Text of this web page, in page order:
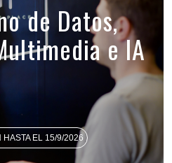
de Datos,
e IA
HASTA EL 15/9/2026